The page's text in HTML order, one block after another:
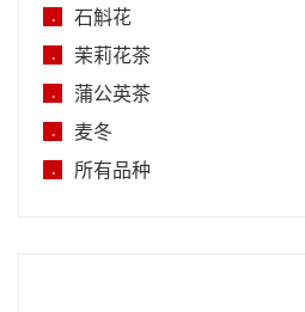
. 石斛花
. 茉莉花茶
. 蒲公英茶
. 麦冬
. 所有品种